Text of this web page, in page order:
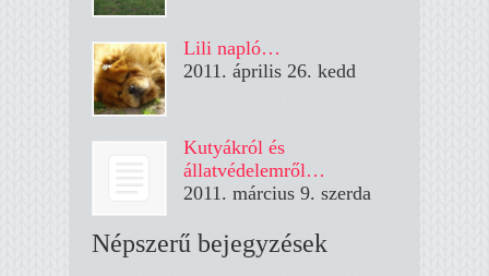
Lili napló…
2011. április 26. kedd
Kutyákról és
állatvédelemről…
2011. március 9. szerda
Népszerű bejegyzések